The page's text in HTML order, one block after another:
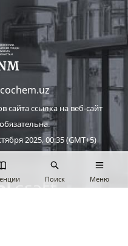
сайта ссылка на веб-сайт
2025, 00:35 (GMT+5)
Битрикс
Поиск Меню